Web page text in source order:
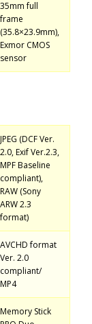
35mm full
frame
(35.8×23.9mm),
Exmor CMOS
sensor
JPEG (DCF Ver.
2.0, Exif Ver.2.3,
MPF Baseline
compliant),
RAW (Sony
ARW 2.3
format)
AVCHD format
Ver. 2.0
compliant/
MP4
Memory Stick